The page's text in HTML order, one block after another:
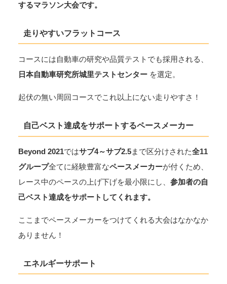
するマラソン大会です。
走りやすいフラットコース
コースには自動車の研究や品質テストでも採用される、
日本自動車研究所城里テストセンター を選定。
起伏の無い周回コースでこれ以上にない走りやすさ！
自己ベスト達成をサポートするペースメーカー
Beyond 2021ではサブ4～サブ2.5まで区分けされた全11
グループ全てに経験豊富なペースメーカーが付くため、
レース中のペースの上げ下げを最小限にし、 参加者の自
己ベスト達成をサポートしてくれます。
ここまでペースメーカーをつけてくれる大会はなかなか
ありません！
エネルギーサポート